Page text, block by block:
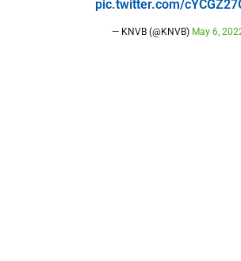
pic.twitter.com/
— KNVB (@KNVB) May 6,